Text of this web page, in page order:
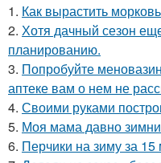
1. Как вырастить
2. Хотя дачный сезон
планированию.
3. Попробуйте
аптеке вам о нем не
4. Своими руками
5. Моя мама давно
6. Перчики на зиму за 15